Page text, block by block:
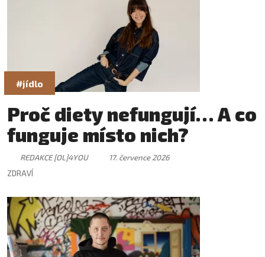
#jídlo
Proč diety nefungují… A co
funguje místo nich?
REDAKCE [OL]4YOU
17. července 2026
ZDRAVÍ